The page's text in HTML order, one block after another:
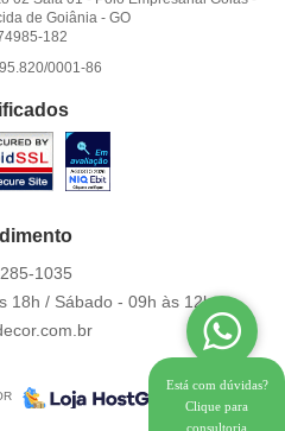
de Goiânia- GO
182
0001-86
1035
18h / Sábado - 09h às 12h.
Está com dúvidas?
Clique para
consultoria